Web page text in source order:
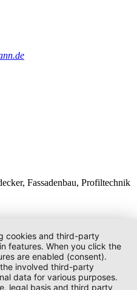
cookies and third-party
features. When you click the
are enabled (consent).
involved third-party
data for various purposes.
legal basis and third party